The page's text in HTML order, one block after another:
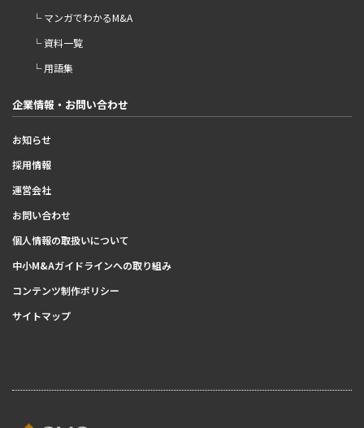
└ マンガでわかるM&A
└ 資料一覧
└ 用語集
企業情報・お問い合わせ
お知らせ
採用情報
運営会社
お問い合わせ
個人情報の取扱いについて
中小M&Aガイドラインへの取り組み
コンテンツ制作ポリシー
サイトマップ